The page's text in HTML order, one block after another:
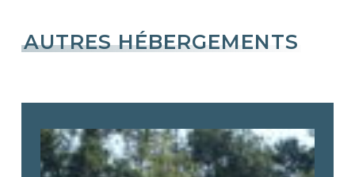
AUTRES HÉBERGEMENTS
Loire
et
Sens